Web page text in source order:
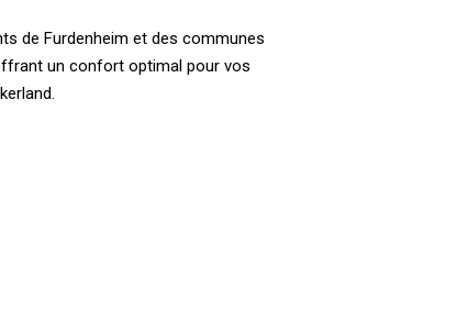
de Furdenheim et des communes
un confort optimal pour vos